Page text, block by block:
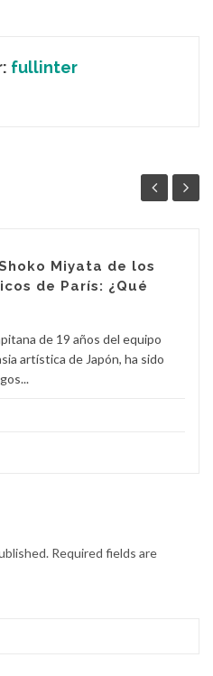
fullinter
Miyata de los
de París: ¿Qué
de 19 años del equipo
artística de Japón, ha sido
Required fields are